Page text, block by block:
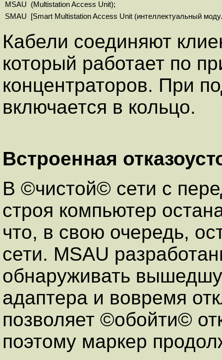
MSAU
(Multistation Access Unit);
SMAU
[Smart Multistation Access Unit (интеллектуальный
Кабели соединяют
который работает по
концентраторов. При
включается в кольцо.
Встроенная
В ©чистой© сети с
строя компьютер
что, в свою очередь,
сети. MSAU
обнаруживать
адаптера и вовремя
позволяет ©обойти©
поэтому маркер